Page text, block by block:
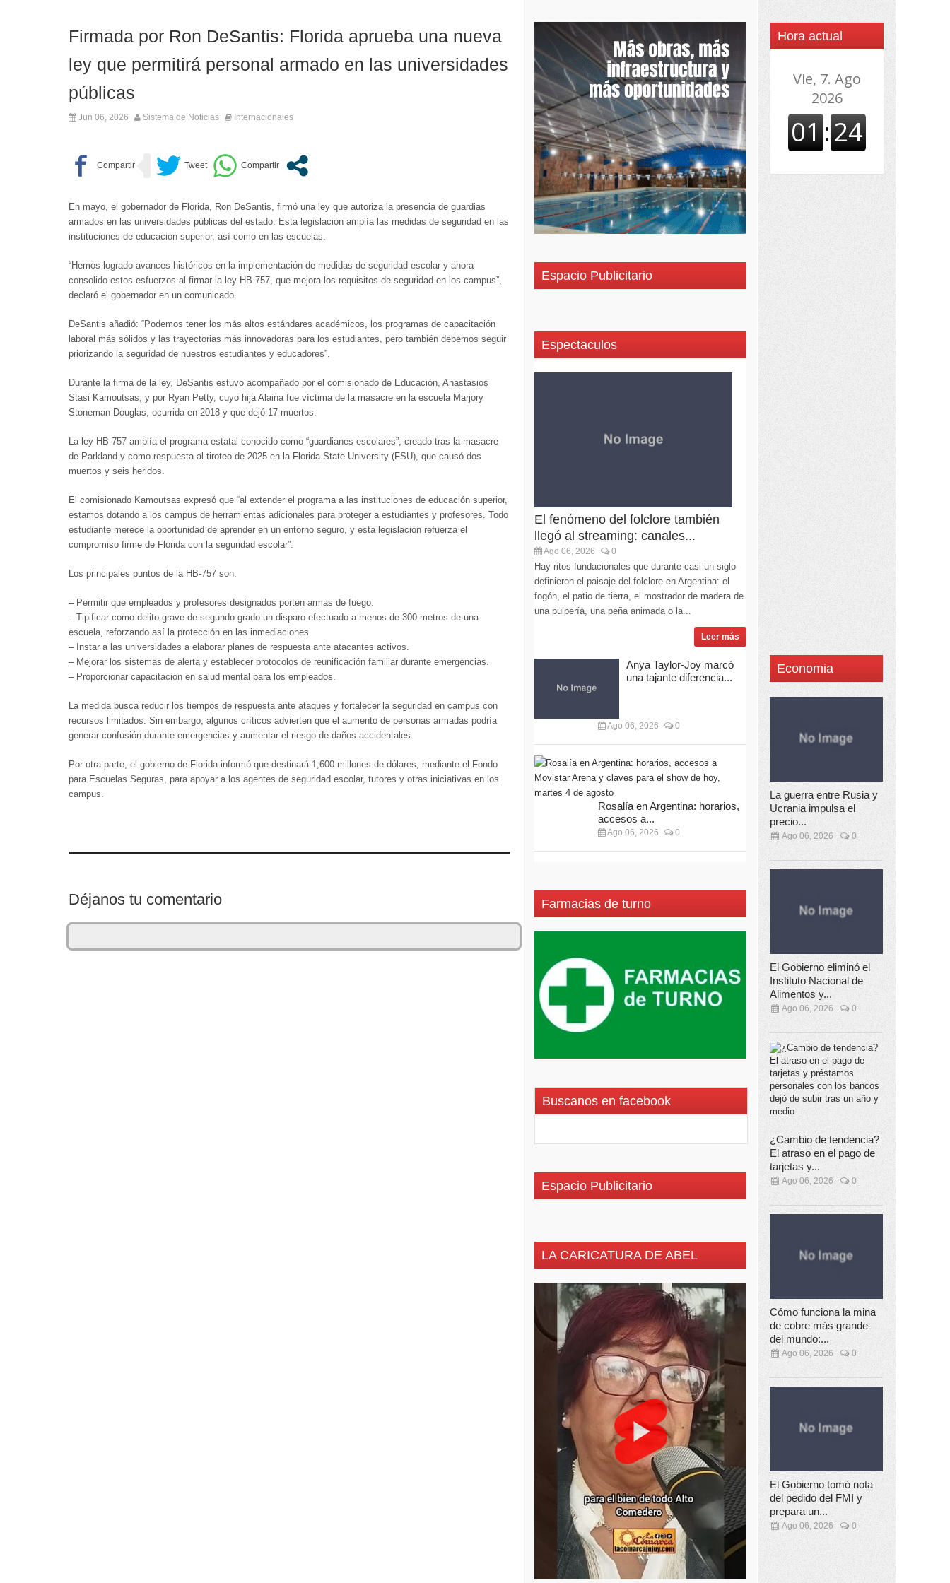
Firmada por Ron DeSantis: Florida aprueba una nueva
ley que permitirá personal armado en las universidades
públicas
Jun 06, 2026 Sistema de Noticias Internacionales
En mayo, el gobernador de Florida, Ron DeSantis, firmó una ley que autoriza la presencia de guardias
armados en las universidades públicas del estado. Esta legislación amplía las medidas de seguridad en las
instituciones de educación superior, así como en las escuelas.
“Hemos logrado avances históricos en la implementación de medidas de seguridad escolar y ahora
consolido estos esfuerzos al firmar la ley HB-757, que mejora los requisitos de seguridad en los campus”,
declaró el gobernador en un comunicado.
DeSantis añadió: “Podemos tener los más altos estándares académicos, los programas de capacitación
laboral más sólidos y las trayectorias más innovadoras para los estudiantes, pero también debemos seguir
priorizando la seguridad de nuestros estudiantes y educadores”.
Durante la firma de la ley, DeSantis estuvo acompañado por el comisionado de Educación, Anastasios
Stasi Kamoutsas, y por Ryan Petty, cuyo hija Alaina fue víctima de la masacre en la escuela Marjory
Stoneman Douglas, ocurrida en 2018 y que dejó 17 muertos.
La ley HB-757 amplía el programa estatal conocido como “guardianes escolares”, creado tras la masacre
de Parkland y como respuesta al tiroteo de 2025 en la Florida State University (FSU), que causó dos
muertos y seis heridos.
El comisionado Kamoutsas expresó que “al extender el programa a las instituciones de educación superior,
estamos dotando a los campus de herramientas adicionales para proteger a estudiantes y profesores. Todo
estudiante merece la oportunidad de aprender en un entorno seguro, y esta legislación refuerza el
compromiso firme de Florida con la seguridad escolar”.
Los principales puntos de la HB-757 son:
– Permitir que empleados y profesores designados porten armas de fuego.
– Tipificar como delito grave de segundo grado un disparo efectuado a menos de 300 metros de una
escuela, reforzando así la protección en las inmediaciones.
– Instar a las universidades a elaborar planes de respuesta ante atacantes activos.
– Mejorar los sistemas de alerta y establecer protocolos de reunificación familiar durante emergencias.
– Proporcionar capacitación en salud mental para los empleados.
La medida busca reducir los tiempos de respuesta ante ataques y fortalecer la seguridad en campus con
recursos limitados. Sin embargo, algunos críticos advierten que el aumento de personas armadas podría
generar confusión durante emergencias y aumentar el riesgo de daños accidentales.
Por otra parte, el gobierno de Florida informó que destinará 1,600 millones de dólares, mediante el Fondo
para Escuelas Seguras, para apoyar a los agentes de seguridad escolar, tutores y otras iniciativas en los
campus.
Déjanos tu comentario
Espacio Publicitario
Espectaculos
El fenómeno del folclore también
llegó al streaming: canales...
Ago 06, 2026 0
Hay ritos fundacionales que durante casi un siglo
definieron el paisaje del folclore en Argentina: el
fogón, el patio de tierra, el mostrador de madera de
una pulpería, una peña animada o la...
Leer más
Anya Taylor-Joy marcó
una tajante diferencia...
Ago 06, 2026 0
Rosalía en Argentina: horarios,
accesos a...
Ago 06, 2026 0
Farmacias de turno
Buscanos en facebook
Espacio Publicitario
LA CARICATURA DE ABEL
Hora actual
Economia
La guerra entre Rusia y
Ucrania impulsa el
precio...
Ago 06, 2026 0
El Gobierno eliminó el
Instituto Nacional de
Alimentos y...
Ago 06, 2026 0
¿Cambio de tendencia?
El atraso en el pago de
tarjetas y...
Ago 06, 2026 0
Cómo funciona la mina
de cobre más grande
del mundo:...
Ago 06, 2026 0
El Gobierno tomó nota
del pedido del FMI y
prepara un...
Ago 06, 2026 0